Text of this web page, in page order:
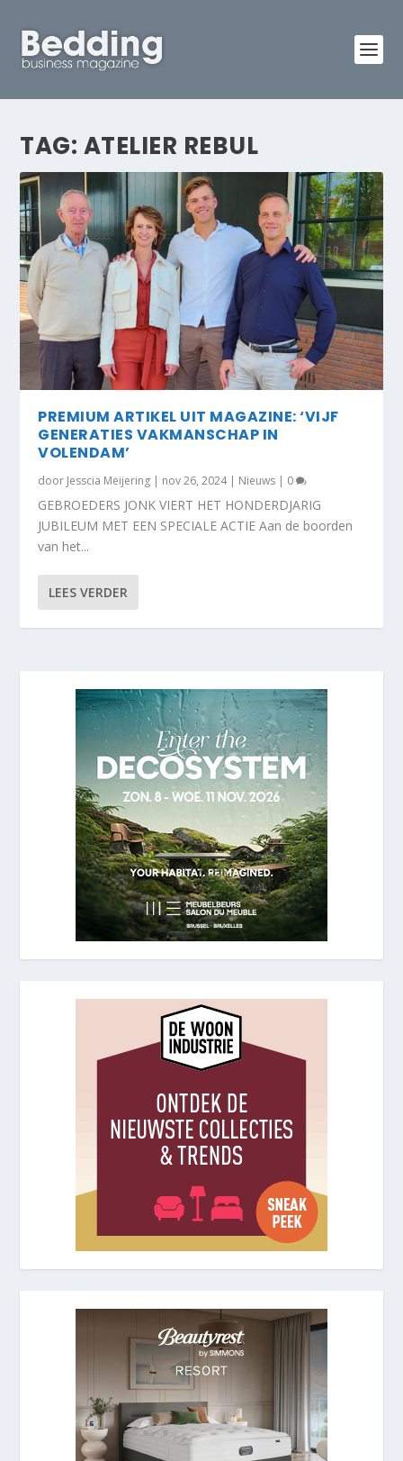
TAG: ATELIER REBUL
PREMIUM ARTIKEL UIT MAGAZINE: ‘VIJF
GENERATIES VAKMANSCHAP IN
VOLENDAM’
door Jesscia Meijering | nov 26, 2024| Nieuws | 0
GEBROEDERS JONK VIERT HET HONDERDJARIG
JUBILEUM MET EEN SPECIALE ACTIE Aan de boorden
van het...
LEES VERDER